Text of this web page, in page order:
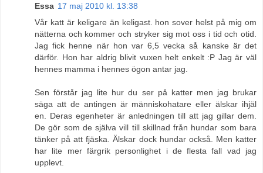
Essa 17 maj 2010 kl. 13:38
Vår katt är keligare än keligast. hon sover helst på mig om
nätterna och kommer och stryker sig mot oss i tid och otid.
Jag fick henne när hon var 6,5 vecka så kanske är det
därför. Hon har aldrig blivit vuxen helt enkelt :P Jag är väl
hennes mamma i hennes ögon antar jag.
Sen förstår jag lite hur du ser på katter men jag brukar
säga att de antingen är människohatare eller älskar ihjäl
en. Deras egenheter är anledningen till att jag gillar dem.
De gör som de själva vill till skillnad från hundar som bara
tänker på att fjäska. Älskar dock hundar också. Men katter
har lite mer färgrik personlighet i de flesta fall vad jag
upplevt.